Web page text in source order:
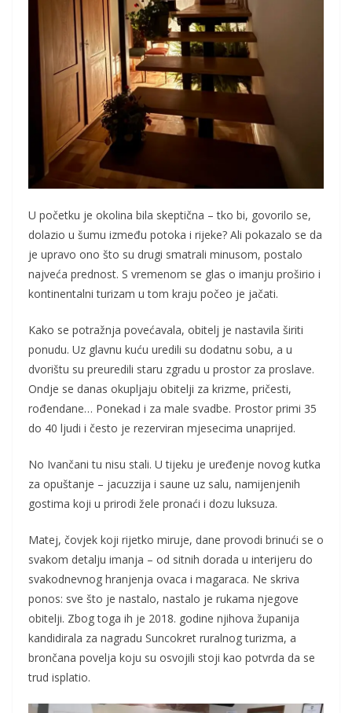
U početku je okolina bila skeptična – tko bi, govorilo se,
dolazio u šumu između potoka i rijeke? Ali pokazalo se da
je upravo ono što su drugi smatrali minusom, postalo
najveća prednost. S vremenom se glas o imanju proširio i
kontinentalni turizam u tom kraju počeo je jačati.
Kako se potražnja povećavala, obitelj je nastavila širiti
ponudu. Uz glavnu kuću uredili su dodatnu sobu, a u
dvorištu su preuredili staru zgradu u prostor za proslave.
Ondje se danas okupljaju obitelji za krizme, pričesti,
rođendane… Ponekad i za male svadbe. Prostor primi 35
do 40 ljudi i često je rezerviran mjesecima unaprijed.
No Ivančani tu nisu stali. U tijeku je uređenje novog kutka
za opuštanje – jacuzzija i saune uz salu, namijenjenih
gostima koji u prirodi žele pronaći i dozu luksuza.
Matej, čovjek koji rijetko miruje, dane provodi brinući se o
svakom detalju imanja – od sitnih dorada u interijeru do
svakodnevnog hranjenja ovaca i magaraca. Ne skriva
ponos: sve što je nastalo, nastalo je rukama njegove
obitelji. Zbog toga ih je 2018. godine njihova županija
kandidirala za nagradu Suncokret ruralnog turizma, a
brončana povelja koju su osvojili stoji kao potvrda da se
trud isplatio.